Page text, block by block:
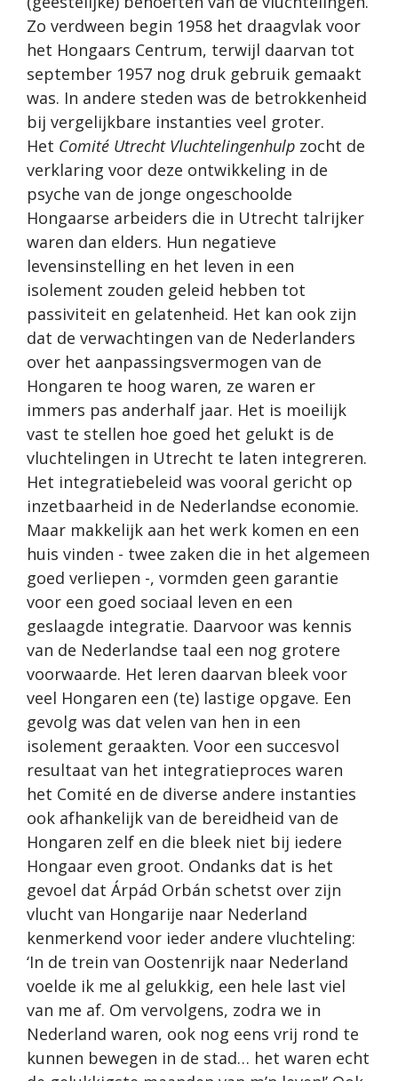
Zo verdween begin 1958 het draagvlak voor
het Hongaars Centrum, terwijl daarvan tot
september 1957 nog druk gebruik gemaakt
was. In andere steden was de betrokkenheid
bij vergelijkbare instanties veel groter.
Het Comité Utrecht Vluchtelingenhulp zocht de
verklaring voor deze ontwikkeling in de
psyche van de jonge ongeschoolde
Hongaarse arbeiders die in Utrecht talrijker
waren dan elders. Hun negatieve
levensinstelling en het leven in een
isolement zouden geleid hebben tot
passiviteit en gelatenheid. Het kan ook zijn
dat de verwachtingen van de Nederlanders
over het aanpassingsvermogen van de
Hongaren te hoog waren, ze waren er
immers pas anderhalf jaar. Het is moeilijk
vast te stellen hoe goed het gelukt is de
vluchtelingen in Utrecht te laten integreren.
Het integratiebeleid was vooral gericht op
inzetbaarheid in de Nederlandse economie.
Maar makkelijk aan het werk komen en een
huis vinden - twee zaken die in het algemeen
goed verliepen -, vormden geen garantie
voor een goed sociaal leven en een
geslaagde integratie. Daarvoor was kennis
van de Nederlandse taal een nog grotere
voorwaarde. Het leren daarvan bleek voor
veel Hongaren een (te) lastige opgave. Een
gevolg was dat velen van hen in een
isolement geraakten. Voor een succesvol
resultaat van het integratieproces waren
het Comité en de diverse andere instanties
ook afhankelijk van de bereidheid van de
Hongaren zelf en die bleek niet bij iedere
Hongaar even groot. Ondanks dat is het
gevoel dat Árpád Orbán schetst over zijn
vlucht van Hongarije naar Nederland
kenmerkend voor ieder andere vluchteling:
‘In de trein van Oostenrijk naar Nederland
voelde ik me al gelukkig, een hele last viel
van me af. Om vervolgens, zodra we in
Nederland waren, ook nog eens vrij rond te
kunnen bewegen in de stad… het waren echt